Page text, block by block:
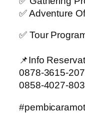
✅ Adventure
✅ Tour
📌Info
0878-3615-
0858-4027-